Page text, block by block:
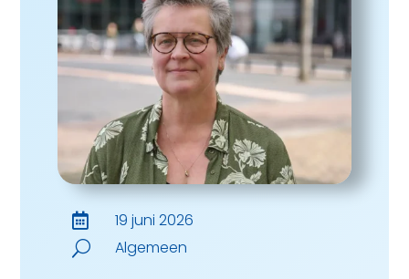
 19 juni 2026
U Algemeen